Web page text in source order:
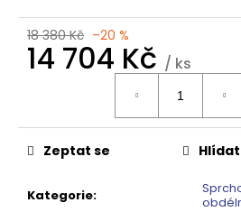
18 380 Kč –20 %
14 704 Kč / ks
Kategorie:
Zeptat se Hlídat
e
m
CHROM
SPRCHOVÉ
NIKY